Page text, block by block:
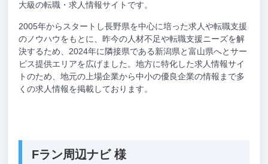
大級の転職・求人情報サイトです。
2005年からスタートし長野県を中心に培った求人や転職支援
のノウハウをもとに、昨今の人材不足や転職支援ニーズを解
決するため、2024年に隣接県である新潟県と富山県へとサー
ビス提供エリアを広げました。地方に特化した求人情報サイ
トのため、地元の上場企業から中小の優良企業の情報まで多
くの求人情報を掲載しております。
Fラン周辺ナビ 様